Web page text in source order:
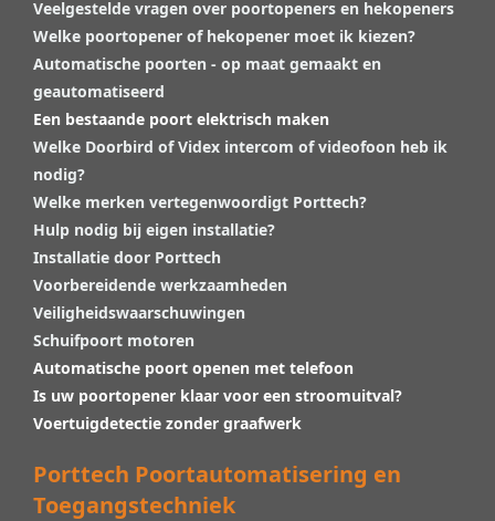
Veelgestelde vragen over poortopeners en hekopeners
Welke poortopener of hekopener moet ik kiezen?
Automatische poorten - op maat gemaakt en
geautomatiseerd
Een bestaande poort elektrisch maken
Welke Doorbird of Videx intercom of videofoon heb ik
nodig?
Welke merken vertegenwoordigt Porttech?
Hulp nodig bij eigen installatie?
Installatie door Porttech
Voorbereidende werkzaamheden
Veiligheidswaarschuwingen
Schuifpoort motoren
Automatische poort openen met telefoon
Is uw poortopener klaar voor een stroomuitval?
Voertuigdetectie zonder graafwerk
Porttech Poortautomatisering en
Toegangstechniek